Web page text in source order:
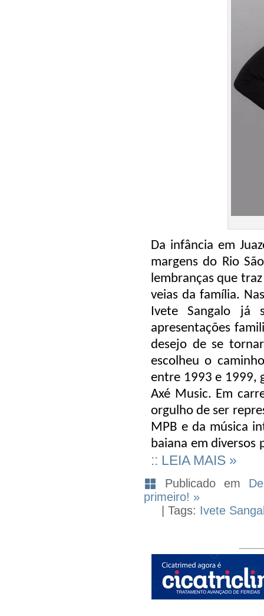
Da infância em
margens do Rio
lembranças que
veias da família.
Ivete Sangalo já
apresentações
desejo de se
escolheu o
entre 1993 e 1999,
Axé Music. Em
orgulho de ser
MPB e da música
baiana em diversos
:: LEIA MAIS »
Publicado em
primeiro! »
| Tags: Ivete